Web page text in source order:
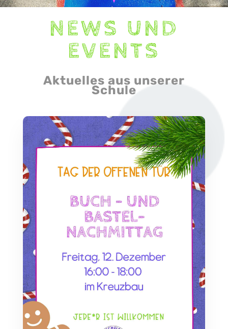
NEWS UND
EVENTS
Aktuelles aus unserer
Schule